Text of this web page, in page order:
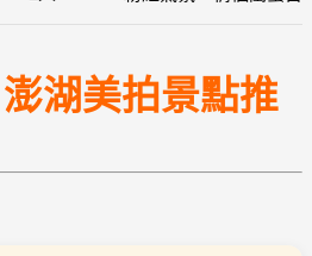
澎湖美拍景點推